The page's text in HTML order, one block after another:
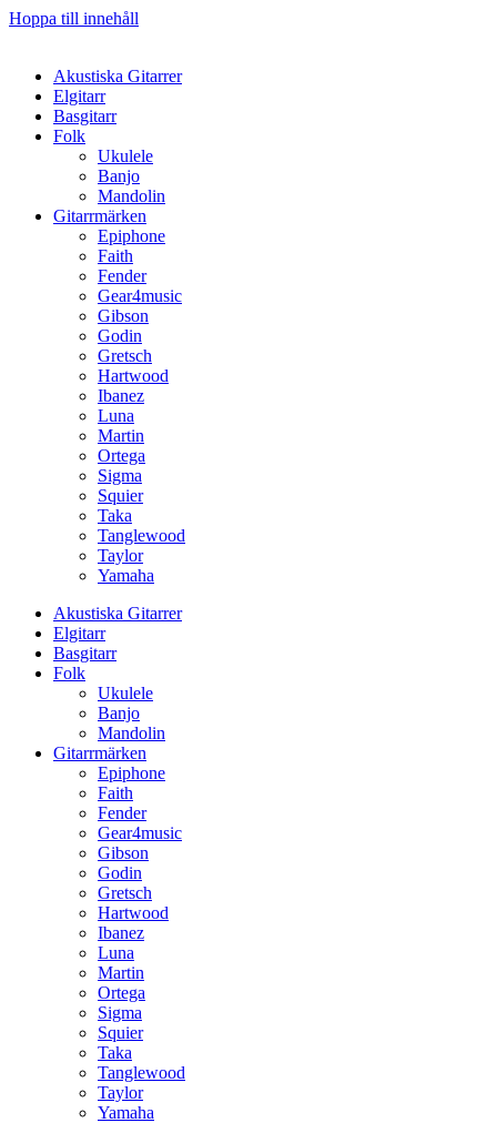
Hoppa till innehåll
Akustiska Gitarrer
Elgitarr
Basgitarr
Folk
Ukulele
Banjo
Mandolin
Gitarrmärken
Epiphone
Faith
Fender
Gear4music
Gibson
Godin
Gretsch
Hartwood
Ibanez
Luna
Martin
Ortega
Sigma
Squier
Taka
Tanglewood
Taylor
Yamaha
Akustiska Gitarrer
Elgitarr
Basgitarr
Folk
Ukulele
Banjo
Mandolin
Gitarrmärken
Epiphone
Faith
Fender
Gear4music
Gibson
Godin
Gretsch
Hartwood
Ibanez
Luna
Martin
Ortega
Sigma
Squier
Taka
Tanglewood
Taylor
Yamaha